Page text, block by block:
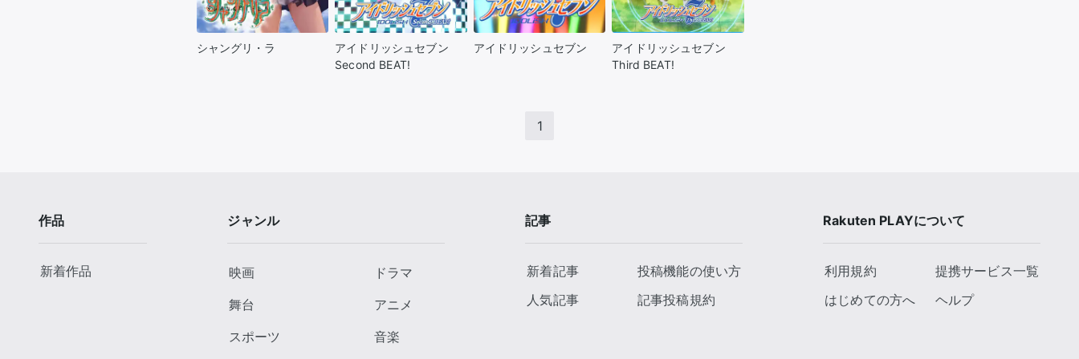
シャングリ・ラ
アイドリッシュセブン
Second BEAT!
アイドリッシュセブン
アイドリッシュセブン
Third BEAT!
1
作品
新着作品
ジャンル
映画
舞台
スポーツ
ドラマ
アニメ
音楽
記事
新着記事
人気記事
投稿機能の使い方
記事投稿規約
Rakuten PLAYについて
利用規約
はじめての方へ
提携サービス一覧
ヘルプ